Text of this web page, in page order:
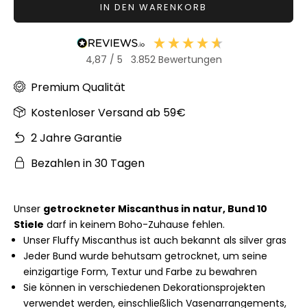
IN DEN WARENKORB
4,87 / 5 3.852 Bewertungen
Premium Qualität
Kostenloser Versand ab 59€
2 Jahre Garantie
Bezahlen in 30 Tagen
Unser getrockneter Miscanthus in natur, Bund 10
Stiele darf in keinem Boho-Zuhause fehlen.
Unser Fluffy Miscanthus ist auch bekannt als silver gras
Jeder Bund wurde behutsam getrocknet, um seine
einzigartige Form, Textur und Farbe zu bewahren
Sie können in verschiedenen Dekorationsprojekten
verwendet werden, einschließlich Vasenarrangements,